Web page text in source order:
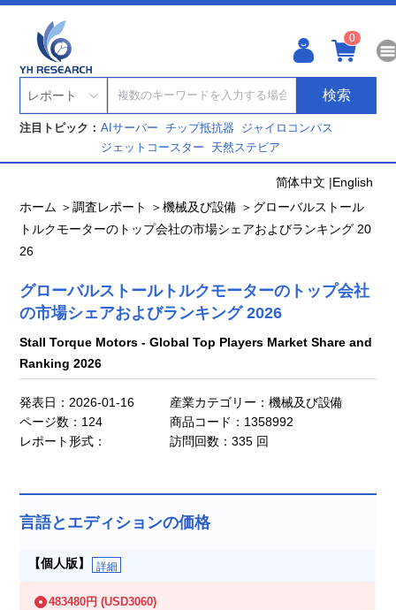
0
レポート 検索
注目トピック： AIサーバーチップ抵抗器 ジャイロコンパス
ジェットコースター 天然ステビア
简体中文 |English
ホーム ＞調査レポート ＞機械及び設備 ＞ グローバルストール
トルクモーターのトップ会社の市場シェアおよびランキング 20
26
グローバルストールトルクモーターのトップ会社
の市場シェアおよびランキング 2026
Stall Torque Motors - Global Top Players Market Share and
Ranking 2026
発表日：2026-01-16
産業カテゴリー：機械及び設備
ページ数：124
商品コード：1358992
レポート形式：
訪問回数：335 回
言語とエディションの価格
【個人版】 詳細
483480円(USD3060)